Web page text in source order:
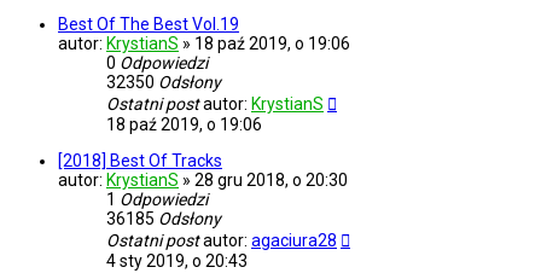
Best Of The Best Vol.19
autor: KrystianS » 18 paź 2019, o 19:06
0 Odpowiedzi
32350 Odsłony
Ostatni postautor: KrystianS
18 paź 2019, o 19:06
[2018] Best Of Tracks
autor: KrystianS » 28 gru 2018, o 20:30
1 Odpowiedzi
36185 Odsłony
Ostatni postautor: agaciura28
4 sty 2019, o 20:43